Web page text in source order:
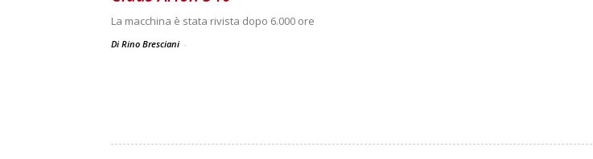
La macchina è stata rivista dopo 6.000 ore
Di Rino Bresciani -